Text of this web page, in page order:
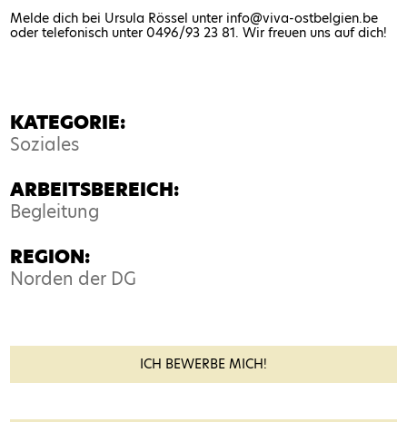
Melde dich bei Ursula Rössel unter info@viva-ostbelgien.be
oder telefonisch unter 0496/93 23 81. Wir freuen uns auf dich!
KATEGORIE:
Soziales
ARBEITSBEREICH:
Begleitung
REGION:
Norden der DG
ICH BEWERBE MICH!